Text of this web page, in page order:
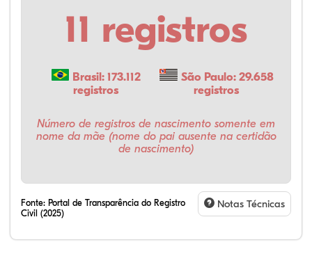
11 registros
Brasil: 173.112
registros
São Paulo: 29.658
registros
Número de registros de nascimento somente em
nome da mãe (nome do pai ausente na certidão
de nascimento)
Fonte: Portal de Transparência do Registro
Civil (2025)
Notas Técnicas